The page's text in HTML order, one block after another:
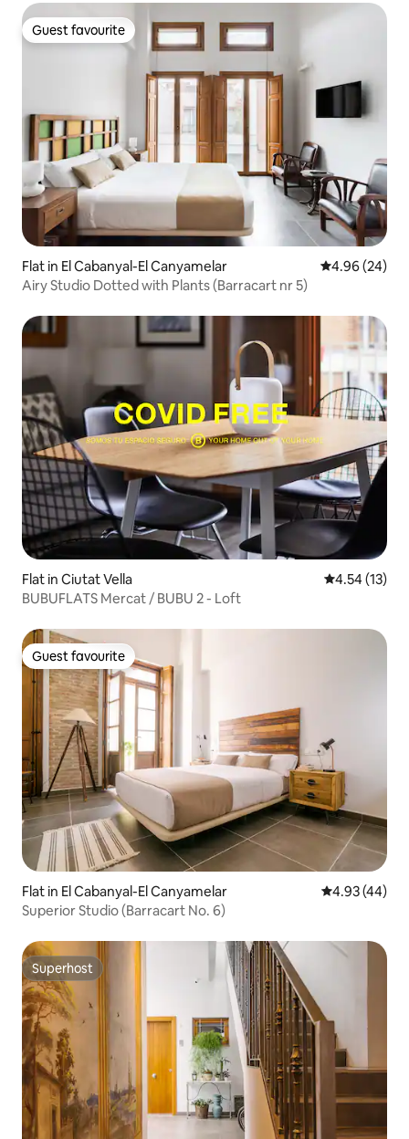
Guest favourite
Guest favourite
Flat in El Cabanyal-El Canyamelar 4.96 out of 5
4.96 (24)
Airy Studio Dotted with Plants (Barracart nr 5)
Flat in Ciutat Vella 4.54 out of 5
4.54 (13)
BUBUFLATS Mercat / BUBU 2 - Loft
Guest favourite
Guest favourite
Flat in El Cabanyal-El Canyamelar 4.93 out of 5
4.93 (44)
Superior Studio (Barracart No. 6)
Superhost
Superhost